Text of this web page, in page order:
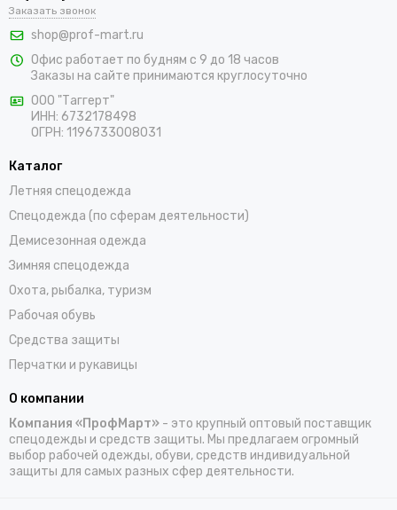
Заказать звонок
shop@prof-mart.ru
Офис работает по будням с 9 до 18 часов
Заказы на сайте принимаются круглосуточно
ООО "Таггерт"
ИНН: 6732178498
ОГРН: 1196733008031
Каталог
Летняя спецодежда
Спецодежда (по сферам деятельности)
Демисезонная одежда
Зимняя спецодежда
Охота, рыбалка, туризм
Рабочая обувь
Средства защиты
Перчатки и рукавицы
О компании
Компания «ПрофМарт» - это крупный оптовый поставщик
спецодежды и средств защиты. Мы предлагаем огромный
выбор рабочей одежды, обуви, средств индивидуальной
защиты для самых разных сфер деятельности.